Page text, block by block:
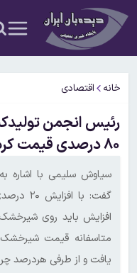
خانه اقتصادی
رئیس انجمن
۸۰ درصدی قیمت کره معقول و منطقی است
گفت:
افزایش باید روی
متاسفانه قیمت